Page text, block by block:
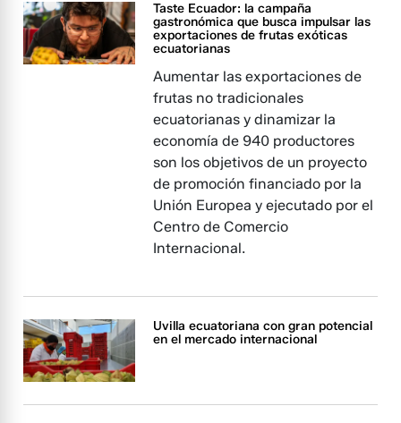
Taste Ecuador: la campaña
gastronómica que busca impulsar las
exportaciones de frutas exóticas
ecuatorianas
Aumentar las exportaciones de
frutas no tradicionales
ecuatorianas y dinamizar la
economía de 940 productores
son los objetivos de un proyecto
de promoción financiado por la
Unión Europea y ejecutado por el
Centro de Comercio
Internacional.
Uvilla ecuatoriana con gran potencial
en el mercado internacional